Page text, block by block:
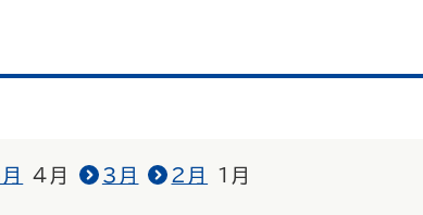
4月 3月 2月 1月